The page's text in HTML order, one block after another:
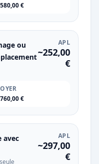
€
ou
APL
~252,00
€
€
avec
APL
~297,00
€